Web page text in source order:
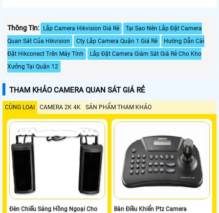
Thông Tin: Lắp Camera Hikvision Giá Rẻ
Tại Sao Nên Lắp Đặt Camera
Quan Sát Của Hikvision
Cty Lắp Camera Quận 1 Giá Rẻ
Hướng Dẫn Cài
Đặt Hikconect Trên Máy Tính
Lắp Đặt Camera Giám Sát Giá Rẻ Cho Kho
Xưởng Tại Quận 12
THAM KHẢO CAMERA QUAN SÁT GIÁ RẺ
CÙNG LOẠI CAMERA 2K 4K SẢN PHẨM THAM KHẢO
Đèn Chiếu Sáng Hồng Ngoại Cho
Bàn Điều Khiển Ptz Camera